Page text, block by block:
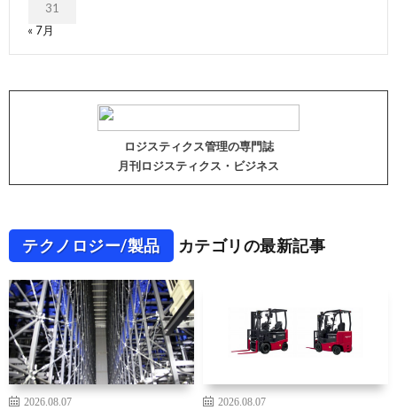
31
« 7月
ロジスティクス管理の専門誌
月刊ロジスティクス・ビジネス
テクノロジー/製品 カテゴリの最新記事
2026.08.07
2026.08.07